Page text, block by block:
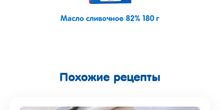
Масло сливочное 82% 180 г
Похожие рецепты